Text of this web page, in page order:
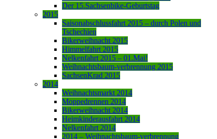
Der 15.Sachsenbike-Geburtstag
2015
Saisonabschlussfahrt 2015 – durch Polen und
Tschechien
Bikerweihnacht 2015
Himmelfahrt 2015
Nelkenfahrt 2015 – 01.Mai!
Weihnachtsbaum-verbrennung 2015
SachsenKrad 2015
2014
Weihnachtsmarkt 2014
Moppedrennen 2014
Bikerweihnacht 2014
Heimkinderausfahrt 2014
Nelkenfahrt 2014
2014 – Weihnachtsbaum-verbrennung